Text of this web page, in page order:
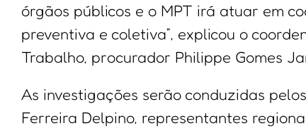
órgãos públicos e o MPT irá atuar em
preventiva e coletiva”, explicou o
Trabalho, procurador Philippe Gomes
As investigações serão conduzidas
Ferreira Delpino, representantes